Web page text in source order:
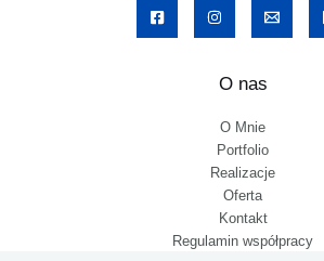
O nas
O Mnie
Portfolio
Realizacje
Oferta
Kontakt
Regulamin współpracy